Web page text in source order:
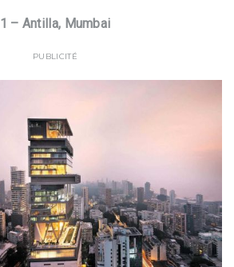
1 – Antilla, Mumbai
PUBLICITÉ